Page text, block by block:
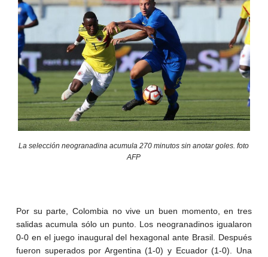
La selección neogranadina acumula 270 minutos sin anotar goles. foto
AFP
Por su parte, Colombia no vive un buen momento, en tres
salidas acumula sólo un punto. Los neogranadinos igualaron
0-0 en el juego inaugural del hexagonal ante Brasil. Después
fueron superados por Argentina (1-0) y Ecuador (1-0). Una